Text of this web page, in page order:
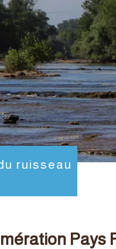
ruisseau
Pays